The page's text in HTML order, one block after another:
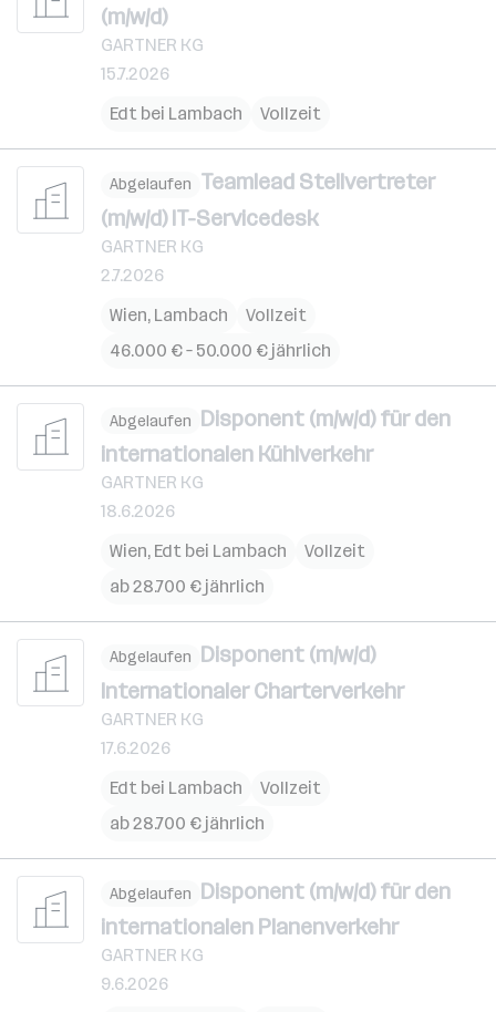
(m/w/d)
GARTNER KG
15.7.2026
Edt bei Lambach
Vollzeit
Abgelaufen Teamlead Stellvertreter
(m/w/d) IT-Servicedesk
GARTNER KG
2.7.2026
Wien, Lambach
Vollzeit
46.000 € – 50.000 € jährlich
Abgelaufen Disponent (m/w/d) für den
internationalen Kühlverkehr
GARTNER KG
18.6.2026
Wien, Edt bei Lambach
Vollzeit
ab 28.700 € jährlich
Abgelaufen Disponent (m/w/d)
Internationaler Charterverkehr
GARTNER KG
17.6.2026
Edt bei Lambach
Vollzeit
ab 28.700 € jährlich
Abgelaufen Disponent (m/w/d) für den
internationalen Planenverkehr
GARTNER KG
9.6.2026